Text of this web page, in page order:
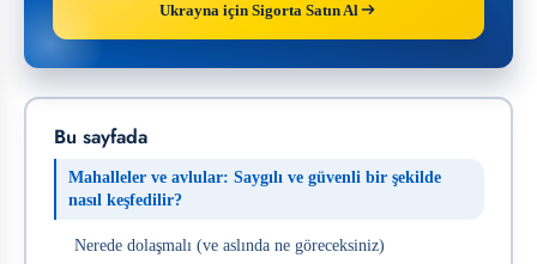
Ukrayna için Sigorta Satın Al
Bu sayfada
Mahalleler ve avlular: Saygılı ve güvenli bir şekilde
nasıl keşfedilir?
Nerede dolaşmalı (ve aslında ne göreceksiniz)